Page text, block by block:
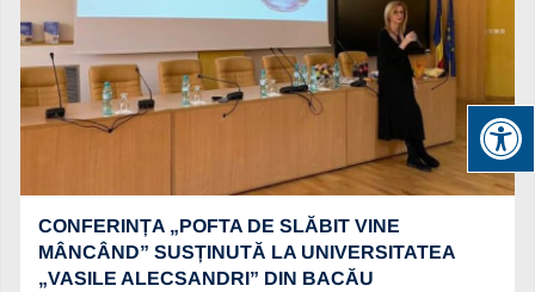
CONFERINȚA „POFTA DE SLĂBIT VINE
MÂNCÂND” SUSȚINUTĂ LA UNIVERSITATEA
„VASILE ALECSANDRI” DIN BACĂU